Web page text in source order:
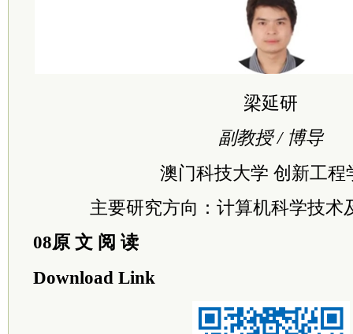
梁延研
副教授 / 博导
澳门科技大学 创新工程
主要研究方向：计算机科学技术
08原 文 阅 读
Download Link